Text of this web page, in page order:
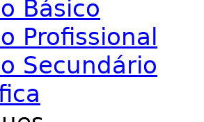
Básico
Profissional
Secundário